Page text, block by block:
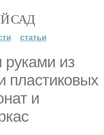
САД
статьи
из
пластиковых
и